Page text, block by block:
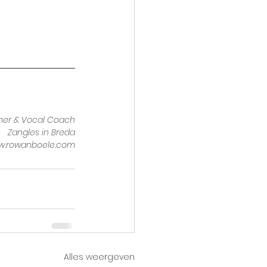
& Vocal Coach
Zangles in Breda
Alles weergeven